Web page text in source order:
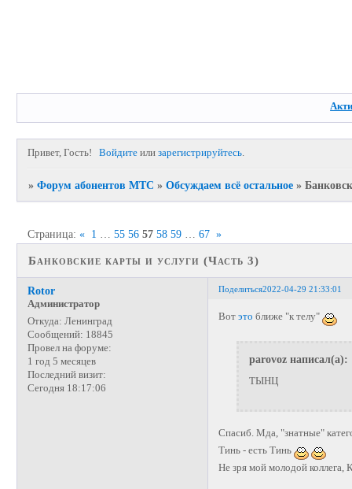
Привет, Гость! Войдите илизарегистрируйтесь.
»Форум абонентов МТС »Обсуждаем всё остальное »
Банковские карты и услуги (Часть 3)
Страница:« 1 55 56 57 58 59 67 »
Поделиться2022-04-29 21:33:01
Rotor
Администратор
Откуда: Ленинград
Сообщений: 18845
Провел на форуме:
1 год 5 месяцев
Последний визит:
Сегодня 18:17:06
Вотэто ближе "к телу"
parovoz написал(а):
ТЫНЦ
Спасиб. Мда, "знатные"
Тинь - есть Тинь
Не зря мой молодой коллега,